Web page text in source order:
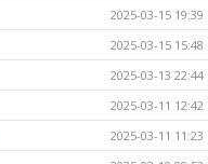
2025-03-15 19:39
2025-03-15 15:48
2025-03-13 22:44
2025-03-11 12:42
2025-03-11 11:23